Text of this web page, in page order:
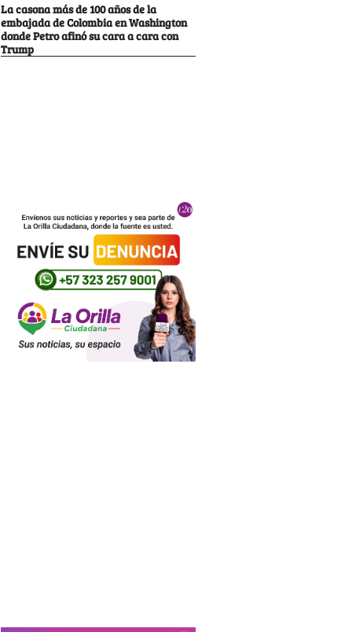
La casona más de 100 años de la
embajada de Colombia en Washington
donde Petro afinó su cara a cara con
Trump